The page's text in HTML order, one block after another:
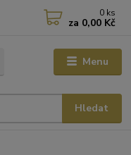
Menu
Hledat
0 ks
za 0,00 Kč